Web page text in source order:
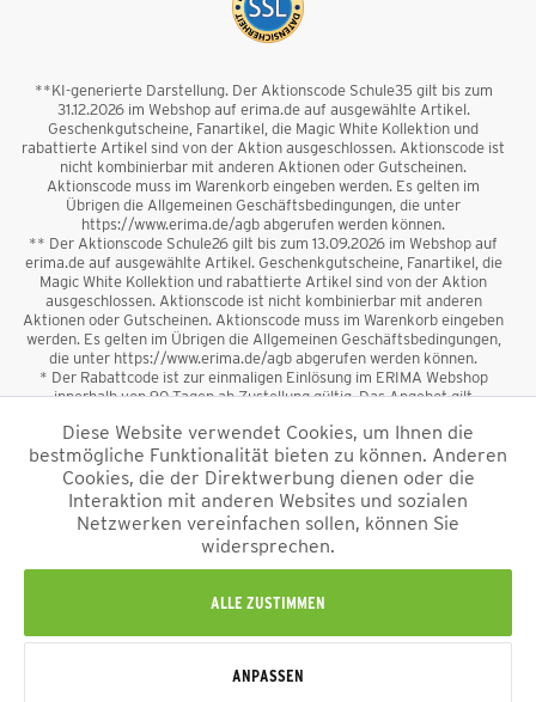
**KI-generierte Darstellung. Der Aktionscode Schule35 gilt bis zum
31.12.2026 im Webshop auf erima.de auf ausgewählte Artikel.
Geschenkgutscheine, Fanartikel, die Magic White Kollektion und
rabattierte Artikel sind von der Aktion ausgeschlossen. Aktionscode ist
nicht kombinierbar mit anderen Aktionen oder Gutscheinen.
Aktionscode muss im Warenkorb eingeben werden. Es gelten im
Übrigen die Allgemeinen Geschäftsbedingungen, die unter
https://www.erima.de/agb abgerufen werden können.
** Der Aktionscode Schule26 gilt bis zum 13.09.2026 im Webshop auf
erima.de auf ausgewählte Artikel. Geschenkgutscheine, Fanartikel, die
Magic White Kollektion und rabattierte Artikel sind von der Aktion
ausgeschlossen. Aktionscode ist nicht kombinierbar mit anderen
Aktionen oder Gutscheinen. Aktionscode muss im Warenkorb eingeben
werden. Es gelten im Übrigen die Allgemeinen Geschäftsbedingungen,
die unter https://www.erima.de/agb abgerufen werden können.
* Der Rabattcode ist zur einmaligen Einlösung im ERIMA Webshop
innerhalb von 90 Tagen ab Zustellung gültig. Das Angebot gilt
sowie Geschenkgutscheine sind vom Rabatt ausgeschlossen. Der
Rabattcode ist nicht mit anderen Aktionen oder Gutscheinen
kombinierbar. Der Mindestbestellwert beträgt 50 €
*Alle Preise verstehen sich inkl. Mehrwertsteuer und zzgl.
und ggf. Nachnahmegebühren, wenn nicht anders
beschrieben.
Alle Rechte vorbehalten © 2026
Diese Website verwendet Cookies, um Ihnen die
bestmögliche Funktionalität bieten zu können. Anderen
Cookies, die der Direktwerbung dienen oder die
Interaktion mit anderen Websites und sozialen
Netzwerken vereinfachen sollen, können Sie
widersprechen.